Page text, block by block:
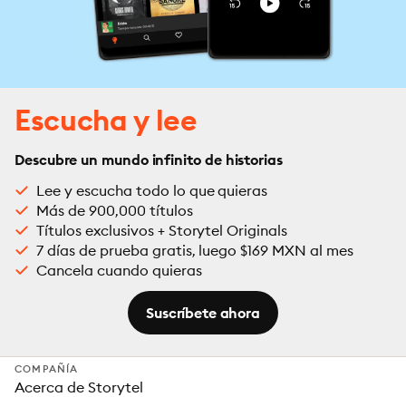
Escucha y lee
Descubre un mundo infinito de historias
Lee y escucha todo lo que quieras
Más de 900,000 títulos
Títulos exclusivos + Storytel Originals
7 días de prueba gratis, luego $169 MXN al mes
Cancela cuando quieras
Suscríbete ahora
COMPAÑÍA
Acerca de Storytel